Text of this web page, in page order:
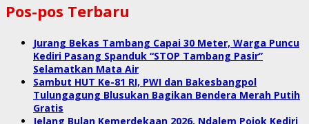
Pos-pos Terbaru
Jurang Bekas Tambang Capai 30 Meter, Warga Puncu
Kediri Pasang Spanduk “STOP Tambang Pasir”
Selamatkan Mata Air
Sambut HUT Ke-81 RI, PWI dan Bakesbangpol
Tulungagung Blusukan Bagikan Bendera Merah Putih
Gratis
Jelang Bulan Kemerdekaan 2026, Ndalem Pojok Kediri